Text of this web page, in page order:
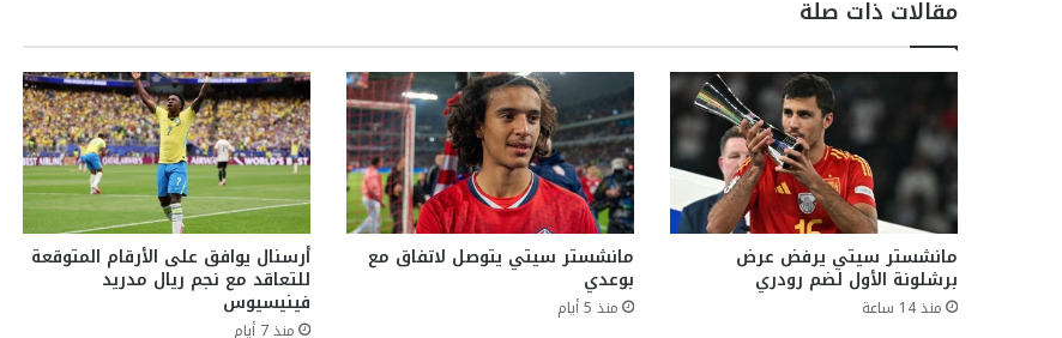
مقالات ذات صلة
مانشستر سيتي يرفض عرض
برشلونة الأول لضم رودري
منذ 14 ساعة
مانشستر سيتي يتوصل لاتفاق مع
بوعدي
منذ 5 أيام
أرسنال يوافق على الأرقام المتوقعة
للتعاقد مع نجم ريال مدريد
فينيسيوس
منذ 7 أيام